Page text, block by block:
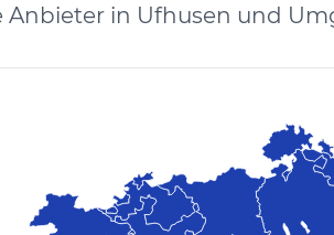
Anbieter in Ufhusen und